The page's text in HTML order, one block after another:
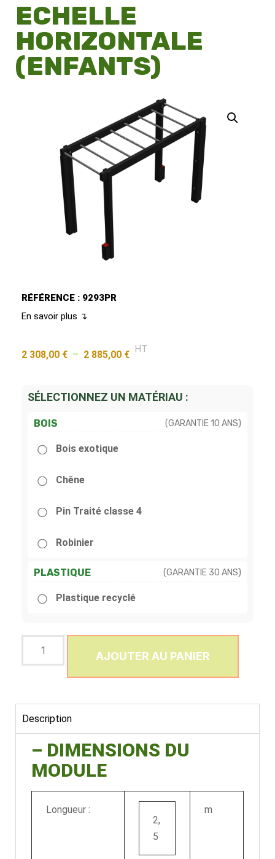
ECHELLE
HORIZONTALE
(ENFANTS)
RÉFÉRENCE : 9293PR
En savoir plus ↴
2 308,00 € – 2 885,00 € HT
SÉLECTIONNEZ UN MATÉRIAU :
BOIS (GARANTIE 10 ANS)
Bois exotique
Chêne
Pin Traité classe 4
Robinier
PLASTIQUE (GARANTIE 30 ANS)
Plastique recyclé
AJOUTER AU PANIER
Description
– DIMENSIONS DU
MODULE
Longueur :
2,
5
m